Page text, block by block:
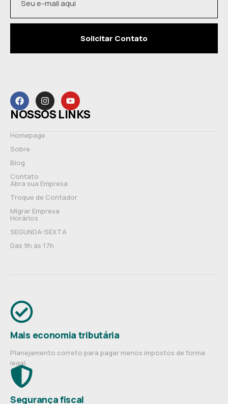
Solicitar Contato
NOSSOS LINKS
Homepage
Sobre
Blog
Contato
Abra sua Empresa
Troque de Contador
Migrar Empresa
Horários
SEGUNDA-SEXTA
Das 9h às 17h
Mais economia tributária
Planejamento correto para pagar menos impostos de forma
legal.
Segurança fiscal